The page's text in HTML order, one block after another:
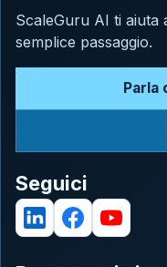
ScaleGuru AI ti aiuta
semplice passaggio.
Parla
Seguici